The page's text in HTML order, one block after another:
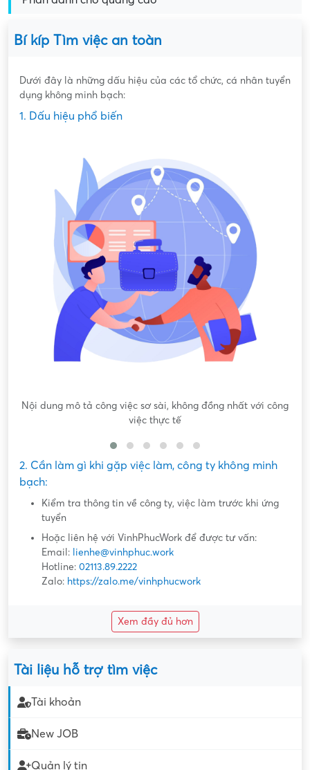
Bí kíp Tìm việc an toàn
Dưới đây là những dấu hiệu của các tổ chức, cá nhân tuyển
dụng không minh bạch:
1. Dấu hiệu phổ biến
Nội dung mô tả công việc sơ sài, không đồng nhất với công
việc thực tế
2. Cần làm gì khi gặp việc làm, công ty không minh
bạch:
Kiểm tra thông tin về công ty, việc làm trước khi ứng
tuyển
Hoặc liên hệ với VinhPhucWork để được tư vấn:
Email: lienhe@vinhphuc.work
Hotline: 02113.89.2222
Zalo: https://zalo.me/vinhphucwork
Xem đầy đủ hơn
Tài liệu hỗ trợ tìm việc
Tài khoản
New JOB
Quản lý tin